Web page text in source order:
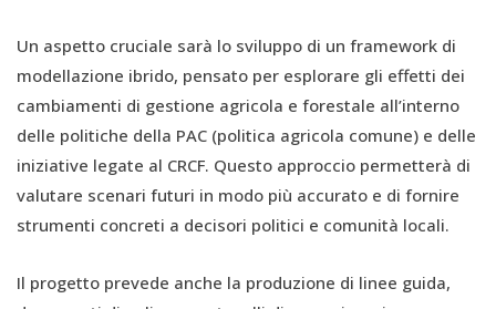
Un aspetto cruciale sarà lo sviluppo di un framework di
modellazione ibrido, pensato per esplorare gli effetti dei
cambiamenti di gestione agricola e forestale all’interno
delle politiche della PAC (politica agricola comune) e delle
iniziative legate al CRCF. Questo approccio permetterà di
valutare scenari futuri in modo più accurato e di fornire
strumenti concreti a decisori politici e comunità locali.
Il progetto prevede anche la produzione di linee guida,